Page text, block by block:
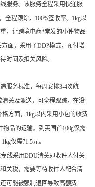
服务。该服务全程采用快递服
全程跟踪，100%签收率。1kg以
，让跨境电商*常发的小件物品
面，采用了DDP模式，预付增
时间及扣关风险。
服务标准，每周安排3-4次航
关及派送，可全程跟踪，在没
方面，1kg以内采用小包的收费
物品的运输。到英国首100g仅需
仅需71.5元。
线采用DDU清关即收件人付关
关税，需要等待收件人配合清
可能被强制退回导致高额费